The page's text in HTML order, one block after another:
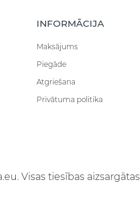
INFORMĀCIJA
Maksājums
Piegāde
Atgriešana
Privātuma politika
Visas tiesības aizsargātas.